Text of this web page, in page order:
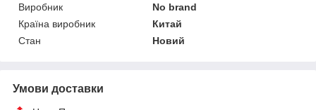
Виробник
No brand
Країна виробник
Китай
Стан
Новий
Умови доставки